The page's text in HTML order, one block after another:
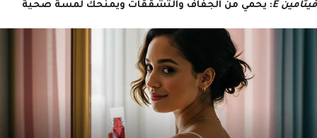
فيتامين E : يحمي من الجفاف والتشققات ويمنحك لمسة صحية